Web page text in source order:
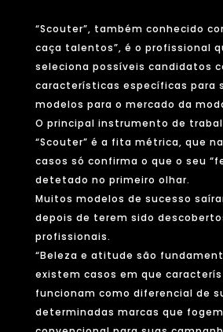
“Scouter”, também conhecido
caça talentos”, é o profissional
seleciona possíveis candidatos
características específicas para
modelos para o mercado da
O principal instrumento de
“Scouter” é a fita métrica, que
casos só confirma o que o seu
detetado no primeiro olhar.
Muitos modelos de sucesso
depois de terem sido
profissionais.
“Beleza e atitude são
existem casos em que
funcionam como diferencial de
determinadas marcas que